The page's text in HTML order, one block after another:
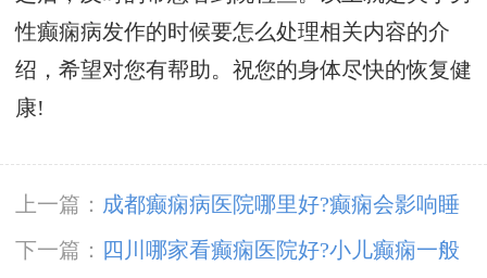
性癫痫病发作的时候要怎么处理相关内容的介
绍，希望对您有帮助。祝您的身体尽快的恢复健
康!
上一篇： 成都癫痫病医院哪里好?癫痫会影响睡
觉吗?
下一篇：
四川哪家看癫痫医院好?小儿癫痫一般